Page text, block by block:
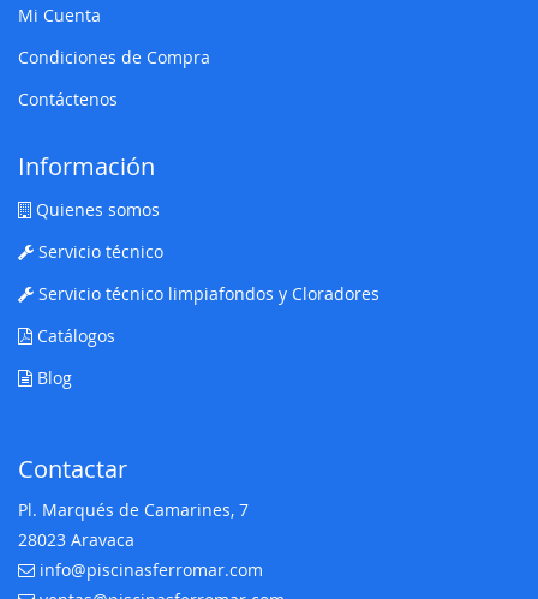
Mi Cuenta
Condiciones de Compra
Contáctenos
Información
Quienes somos
Servicio técnico
Servicio técnico limpiafondos y Cloradores
Catálogos
Blog
Contactar
Pl. Marqués de Camarines, 7
28023 Aravaca
E-mail:
info@piscinasferromar.com